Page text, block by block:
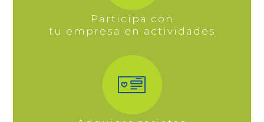
Participa con
tu empresa en actividades